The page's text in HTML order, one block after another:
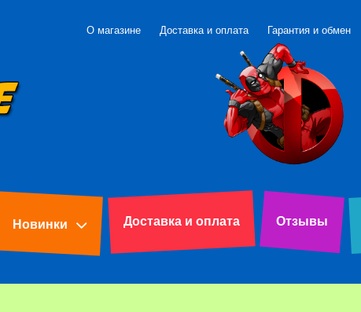
О магазине Доставка и оплата Гарантия и обмен
Новинки Доставка и оплата Отзывы